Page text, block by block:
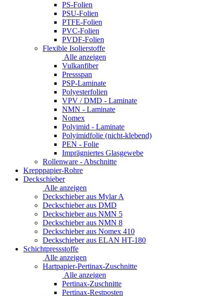
PS-Folien
PSU-Folien
PTFE-Folien
PVC-Folien
PVDF-Folien
Flexible Isolierstoffe
Alle anzeigen
Vulkanfiber
Pressspan
PSP-Laminate
Polyesterfolien
VPV / DMD - Laminate
NMN - Laminate
Nomex
Polyimid - Laminate
Polyimidfolie (nicht-klebend)
PEN - Folie
Imprägniertes Glasgewebe
Rollenware - Abschnitte
Krepppapier-Rohre
Deckschieber
Alle anzeigen
Deckschieber aus Mylar A
Deckschieber aus DMD
Deckschieber aus NMN 5
Deckschieber aus NMN 8
Deckschieber aus Nomex 410
Deckschieber aus ELAN HT-180
Schichtpressstoffe
Alle anzeigen
Hartpapier-Pertinax-Zuschnitte
Alle anzeigen
Pertinax-Zuschnitte
Pertinax-Restposten